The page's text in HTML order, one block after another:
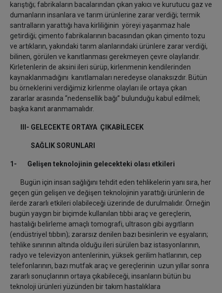
karıştığı; fabrikaların bacalarından çıkan yakıcı ve kurutucu gaz ve
dumanların insanlara ve tarım ürünlerine zarar verdiği; termik
santralların yarattığı hava kirliliğinin yöreyi yaşanmaz hale
getirdiği; çimento fabrikalarının bacasından çıkan çimento tozu
ve artıkların, yakındaki tarım alanlarındaki ürünlere zarar verdiği,
bilinen, görülen ve kanıtlanması gerekmeyen çevre olaylarıdır.
Kirletenlerin de aksini ileri sürüp, kirlenmenin kendilerinden
kaynaklanmadığını kanıtlamaları neredeyse olanaksızdır. Bütün
bu örneklerini verdiğimiz kirlenme olayları ile ortaya çıkan
zararlar arasında “nedensellik bağı” bulunduğu kabul edilmeli;
başka kanıt aranmamalıdır.
III- GELECEKTE ORTAYA ÇIKABİLECEK
SAĞLIK SORUNLARI
1- Gelişen teknolojinin gelecekteki olası etkileri
Bugün için insan sağlığını tehdit eden tehlikelerin yanı sıra, her
geçen gün gelişen ve değişen teknolojinin yarattığı ürünlerin de
ilerde zararlı etkileri olabileceği üzerinde de durulmalıdır. Örneğin
bugün yaygın bir biçimde kullanılan tıbbi araç ve gereçlerin,
hastalığı belirleme amaçlı tomografi, ultrason gibi aygıtların
(endüstriyel tıbbın); zararsız denilen bazı besinlerin ve eşyaların;
tehlike sınırının altında olduğu ileri sürülen baz istasyonlarının,
radyo ve televizyon antenlerinin, yüksek gerilim hatlarının, cep
telefonlarının, bazı mutfak araç ve gereçlerinin uzun yıllar sonra
zararlı sonuçlarının ortaya çıkabileceği, insanların bütün bu
teknoloji ürünleri yüzünden bir takım hastalıklara